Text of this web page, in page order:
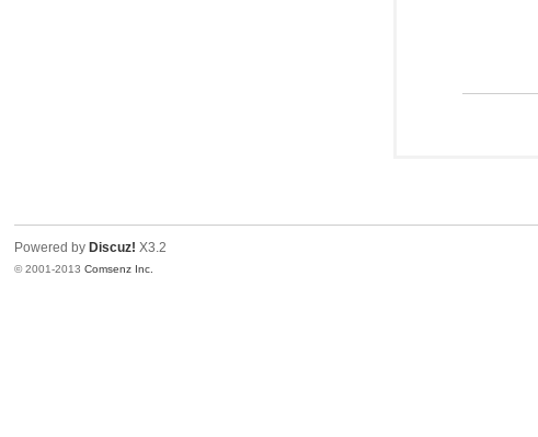
Powered by Discuz! X3.2
© 2001-2013Comsenz Inc.